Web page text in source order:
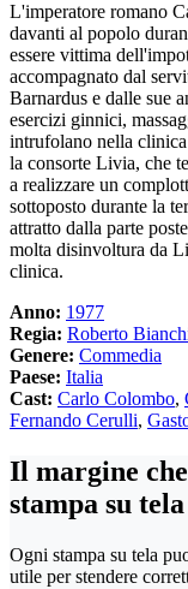
L'imperatore romano
davanti al popolo
essere vittima
accompagnato dal
Barnardus e dalle sue
esercizi ginnici,
intrufolano nella
la consorte Livia, che
a realizzare un
sottoposto durante la
attratto dalla parte
molta disinvoltura da
clinica.
Anno: 1977
Regia: Roberto
Genere: Commedia
Paese: Italia
Cast: Carlo Colombo,
Fernando Cerulli,
Il margine
stampa su tela
Ogni stampa su tela
utile per stendere